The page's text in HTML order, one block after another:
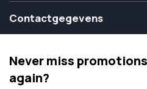
Contactgegevens
Never miss
again?